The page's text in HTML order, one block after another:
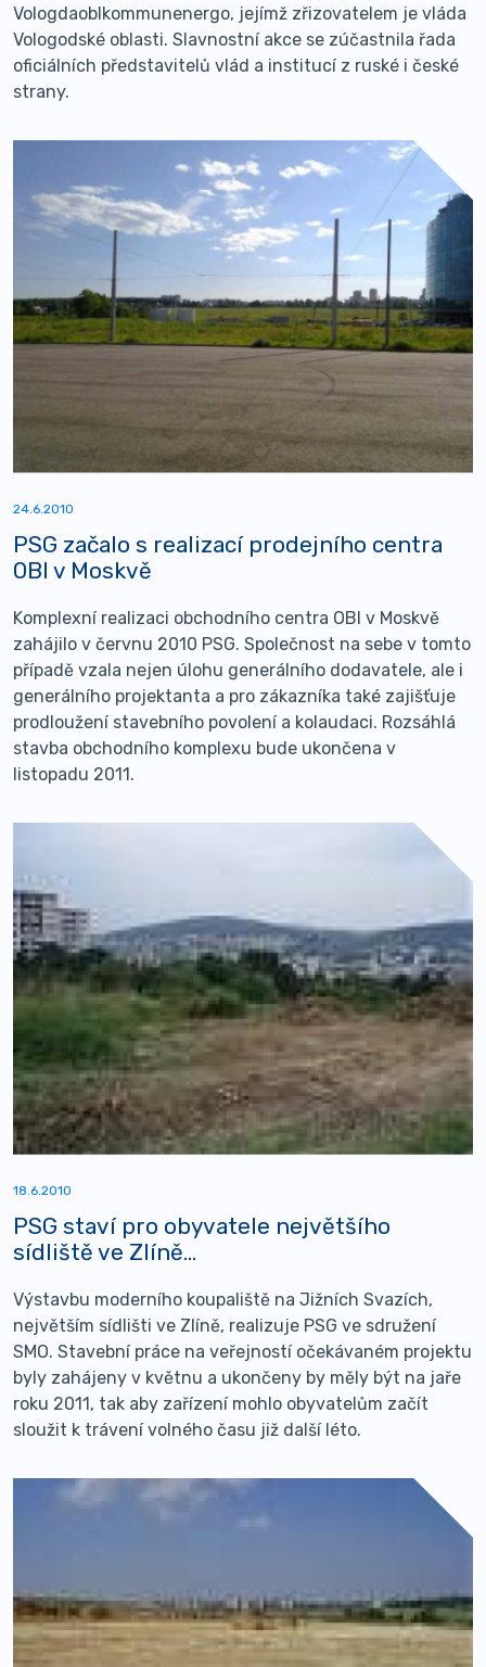
Vologdaoblkommunenergo, jejímž zřizovatelem je vláda
Vologodské oblasti. Slavnostní akce se zúčastnila řada
oficiálních představitelů vlád a institucí z ruské i české
strany.
24.6.2010
PSG začalo s realizací prodejního centra
OBI v Moskvě
Komplexní realizaci obchodního centra OBI v Moskvě
zahájilo v červnu 2010 PSG. Společnost na sebe v tomto
případě vzala nejen úlohu generálního dodavatele, ale i
generálního projektanta a pro zákazníka také zajišťuje
prodloužení stavebního povolení a kolaudaci. Rozsáhlá
stavba obchodního komplexu bude ukončena v
listopadu 2011.
18.6.2010
PSG staví pro obyvatele největšího
sídliště ve Zlíně...
Výstavbu moderního koupaliště na Jižních Svazích,
největším sídlišti ve Zlíně, realizuje PSG ve sdružení
SMO. Stavební práce na veřejností očekávaném projektu
byly zahájeny v květnu a ukončeny by měly být na jaře
roku 2011, tak aby zařízení mohlo obyvatelům začít
sloužit k trávení volného času již další léto.